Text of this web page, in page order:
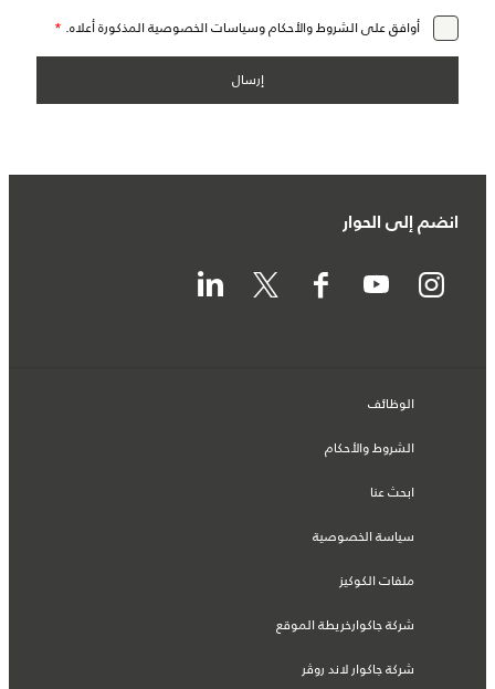
أوافق على الشروط والأحكام وسياسات الخصوصية المذكورة أعلاه. *
انضم إلى الحوار
الوظائف
الشروط والأحكام
ابحث عنا
سياسة الخصوصية
ملفات الكوكيز
شركة جاكوارخريطة الموقع
شركة جاكوار لاند روڤر